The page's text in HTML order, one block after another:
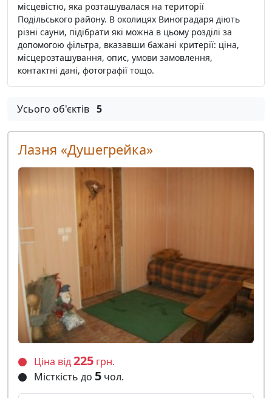
місцевістю, яка розташувалася на території
Подільського району. В околицях Виноградаря діють
різні сауни, підібрати які можна в цьому розділі за
допомогою фільтра, вказавши бажані критерії: ціна,
місцерозташування, опис, умови замовлення,
контактні дані, фотографії тощо.
Усього об'єктів 5
Лазня «Душегрейка»
Ціна від225 грн.
Місткість до 5 чол.